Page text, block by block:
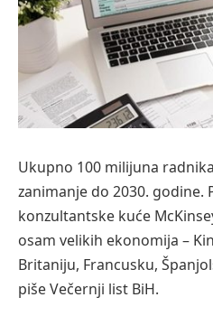
Ukupno 100 milijuna
zanimanje do 2030. godine.
konzultantske kuće
osam velikih ekonomija –
Britaniju, Francusku,
piše Večernji list BiH.